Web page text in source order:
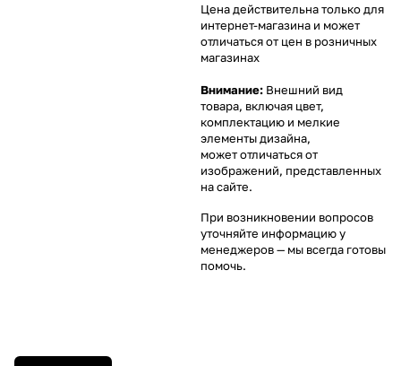
Цена действительна только для
интернет-магазина и может
отличаться от цен в розничных
магазинах
Внимание: Внешний вид
товара, включая цвет,
комплектацию и мелкие
элементы дизайна,
может отличаться от
изображений, представленных
на сайте.
При возникновении вопросов
уточняйте информацию у
менеджеров— мы всегда готовы
помочь.